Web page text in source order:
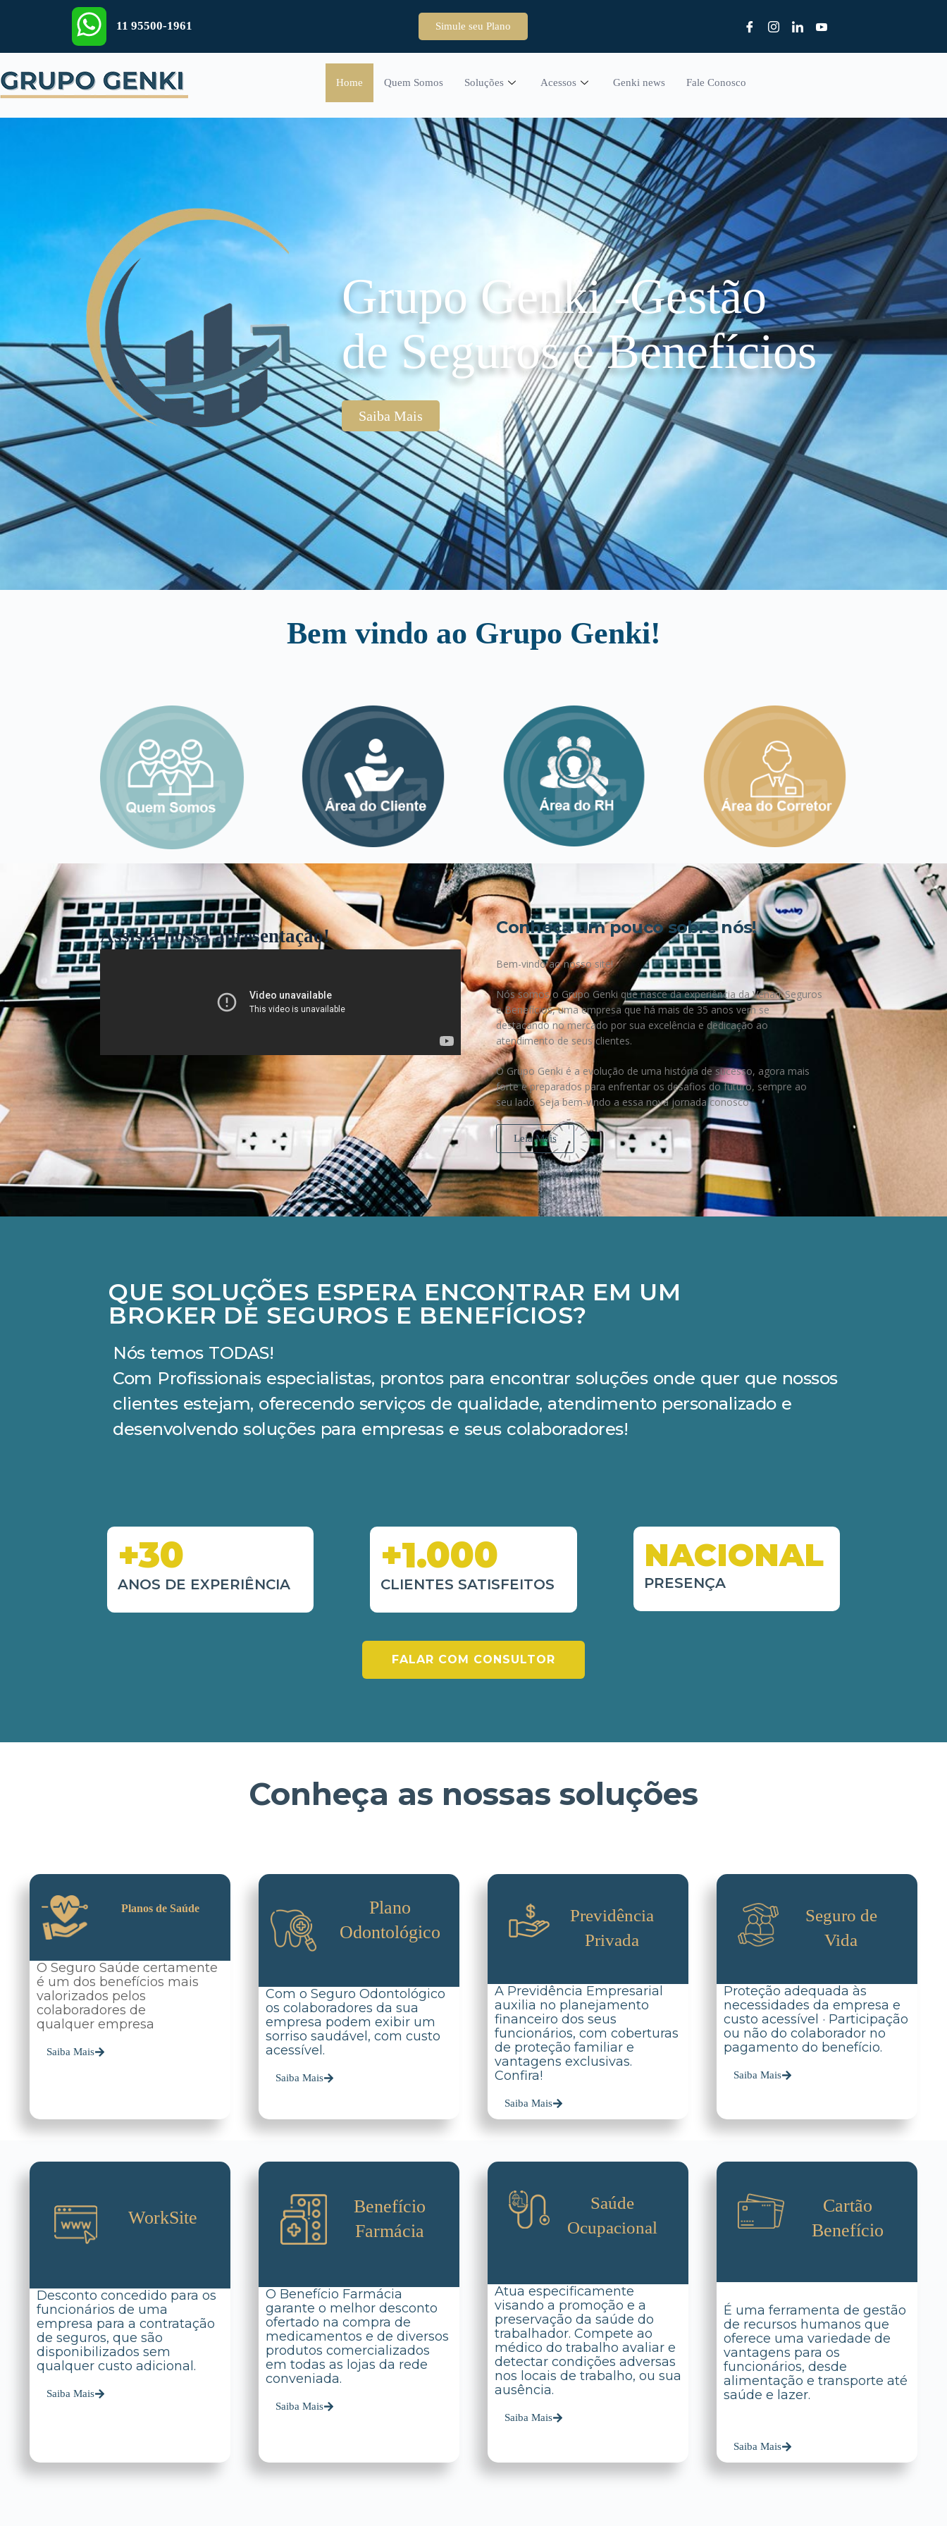
11 95500-1961 Simule seu Plano
Home Quem Somos Soluções Acessos Genki news Fale Conosco
Grupo Genki -Gestão
de Seguros e Benefícios
Saiba Mais
Bem vindo ao Grupo Genki!
Assista nossa apresentação! Conheça um pouco sobre nós!
Bem-vindo ao nosso site!
Nós somos o Grupo Genki que nasce da experiência da Venart Seguros
e Benefícios, uma empresa que há mais de 35 anos vem se
destacando no mercado por sua excelência e dedicação ao
atendimento de seus clientes.
O Grupo Genki é a evolução de uma história de sucesso, agora mais
forte e preparados para enfrentar os desafios do futuro, sempre ao
seu lado. Seja bem-vindo a essa nova jornada conosco
Leia Mais
QUE SOLUÇÕES ESPERA ENCONTRAR EM UM
BROKER DE SEGUROS E BENEFÍCIOS?
Nós temos TODAS!
Com Profissionais especialistas, prontos para encontrar soluções onde quer que nossos
clientes estejam, oferecendo serviços de qualidade, atendimento personalizado e
desenvolvendo soluções para empresas e seus colaboradores!
+30
ANOS DE EXPERIÊNCIA
+1.000
CLIENTES SATISFEITOS
NACIONAL
PRESENÇA
FALAR COM CONSULTOR
Conheça as nossas soluções
Planos de Saúde
O Seguro Saúde certamente
é um dos benefícios mais
valorizados pelos
colaboradores de
qualquer empresa
Saiba Mais
Plano
Odontológico
Com o Seguro Odontológico
os colaboradores da sua
empresa podem exibir um
sorriso saudável, com custo
acessível.
Saiba Mais
Previdência
Privada
A Previdência Empresarial
auxilia no planejamento
financeiro dos seus
funcionários, com coberturas
de proteção familiar e
vantagens exclusivas.
Confira!
Saiba Mais
Seguro de
Vida
Proteção adequada às
necessidades da empresa e
custo acessível · Participação
ou não do colaborador no
pagamento do benefício.
Saiba Mais
WorkSite
Desconto concedido para os
funcionários de uma
empresa para a contratação
de seguros, que são
disponibilizados sem
qualquer custo adicional.
Saiba Mais
Benefício
Farmácia
O Benefício Farmácia
garante o melhor desconto
ofertado na compra de
medicamentos e de diversos
produtos comercializados
em todas as lojas da rede
conveniada.
Saiba Mais
Saúde
Ocupacional
Atua especificamente
visando a promoção e a
preservação da saúde do
trabalhador. Compete ao
médico do trabalho avaliar e
detectar condições adversas
nos locais de trabalho, ou sua
ausência.
Saiba Mais
Cartão
Benefício
É uma ferramenta de gestão
de recursos humanos que
oferece uma variedade de
vantagens para os
funcionários, desde
alimentação e transporte até
saúde e lazer.
Saiba Mais